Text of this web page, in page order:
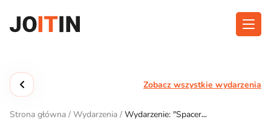
treści
FunkcjonalnośćZobacz wszystkie wydarzenia
Strona główna / Wydarzenia / Wydarzenie: "Spacer